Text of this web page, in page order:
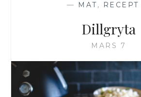
— MAT, RECEPT
Dillgryta
MARS 7